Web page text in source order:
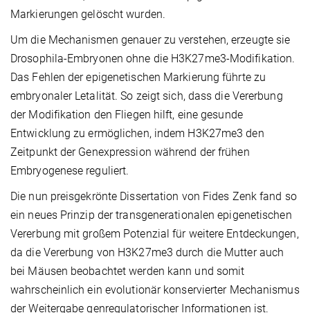
Markierungen gelöscht wurden.
Um die Mechanismen genauer zu verstehen, erzeugte sie
Drosophila-Embryonen ohne die H3K27me3-Modifikation.
Das Fehlen der epigenetischen Markierung führte zu
embryonaler Letalität. So zeigt sich, dass die Vererbung
der Modifikation den Fliegen hilft, eine gesunde
Entwicklung zu ermöglichen, indem H3K27me3 den
Zeitpunkt der Genexpression während der frühen
Embryogenese reguliert.
Die nun preisgekrönte Dissertation von Fides Zenk fand so
ein neues Prinzip der transgenerationalen epigenetischen
Vererbung mit großem Potenzial für weitere Entdeckungen,
da die Vererbung von H3K27me3 durch die Mutter auch
bei Mäusen beobachtet werden kann und somit
wahrscheinlich ein evolutionär konservierter Mechanismus
der Weitergabe genregulatorischer Informationen ist.